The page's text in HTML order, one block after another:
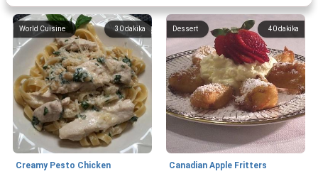
30dakika
World Cuisine
Creamy Pesto Chicken
40dakika
Dessert
Canadian Apple Fritters